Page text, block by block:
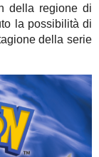
della regione di
la possibilità di
della serie